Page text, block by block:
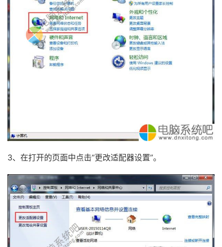
3、在打开的页面中点击“更改适配器设置”。